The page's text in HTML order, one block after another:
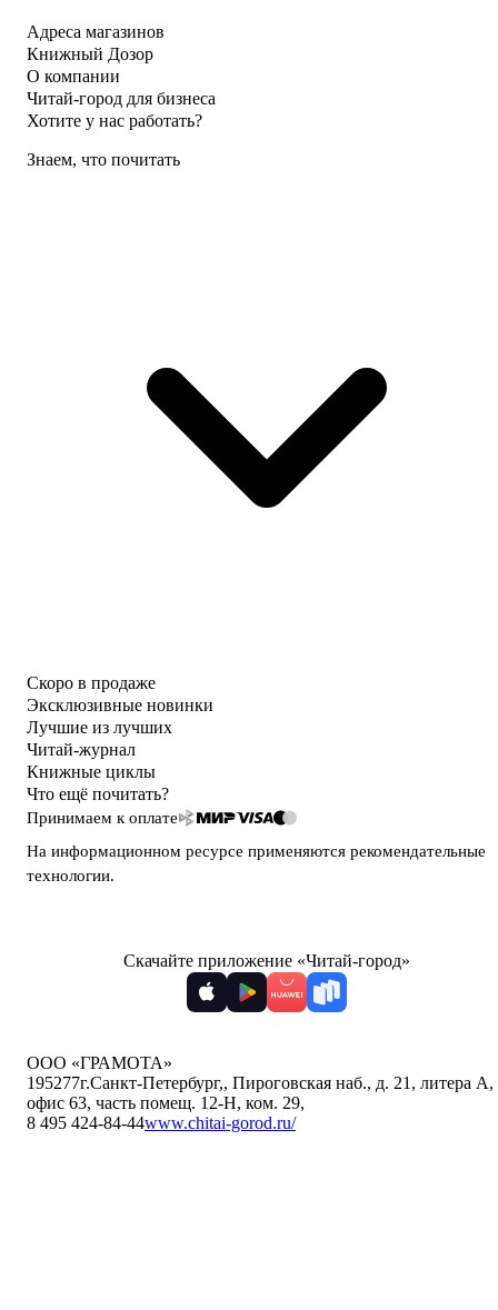
Адреса магазинов
Книжный Дозор
О компании
Читай-город для бизнеса
Хотите у нас работать?
Знаем, что почитать
Скоро в продаже
Эксклюзивные новинки
Лучшие из лучших
Читай-журнал
Книжные циклы
Что ещё почитать?
Принимаем к оплате
На информационном ресурсе применяются рекомендательные
технологии.
Скачайте приложение «Читай-город»
ООО «ГРАМОТА»
195277г.Санкт-Петербург,, Пироговская наб., д. 21, литера А,
офис 63, часть помещ. 12-Н, ком. 29,
8 495 424-84-44www.chitai-gorod.ru/